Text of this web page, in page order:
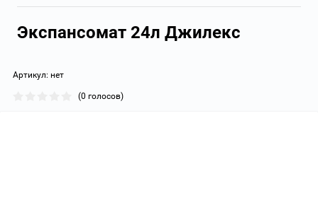
Экспансомат 24л Джилекс
Артикул: нет
(0 голосов)